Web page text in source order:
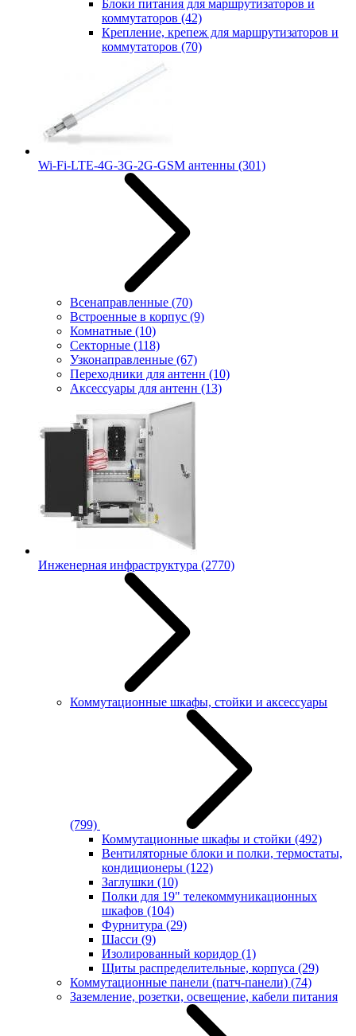
Блоки питания для маршрутизаторов и
коммутаторов (42)
Крепление, крепеж для маршрутизаторов и
коммутаторов (70)
Wi-Fi-LTE-4G-3G-2G-GSM антенны (301)
Всенаправленные (70)
Встроенные в корпус (9)
Комнатные (10)
Секторные (118)
Узконаправленные (67)
Переходники для антенн (10)
Аксессуары для антенн (13)
Инженерная инфраструктура (2770)
Коммутационные шкафы, стойки и аксессуары
(799)
Коммутационные шкафы и стойки (492)
Вентиляторные блоки и полки, термостаты,
кондиционеры (122)
Заглушки (10)
Полки для 19" телекоммуникационных
шкафов (104)
Фурнитура (29)
Шасси (9)
Изолированный коридор (1)
Щиты распределительные, корпуса (29)
Коммутационные панели (патч-панели) (74)
Заземление, розетки, освещение, кабели питания